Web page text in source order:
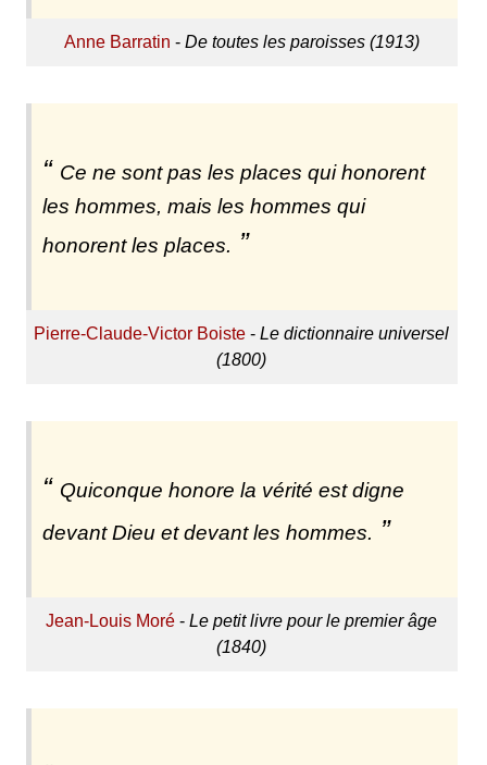
Anne Barratin - De toutes les paroisses (1913)
Ce ne sont pas les places qui honorent
les hommes, mais les hommes qui
honorent les places.
Pierre-Claude-Victor Boiste -Le dictionnaire universel
(1800)
Quiconque honore la vérité est digne
devant Dieu et devant les hommes.
Jean-Louis Moré -Le petit livre pour le premier âge
(1840)